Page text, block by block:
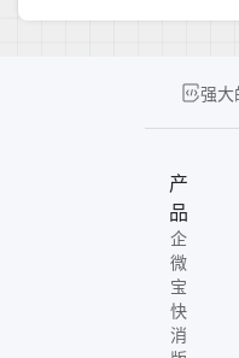
强大
产
品
企
微
宝
快
消